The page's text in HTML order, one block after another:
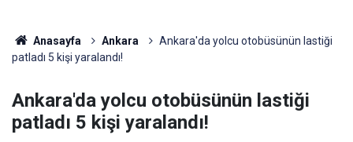
Anasayfa Ankara
Ankara'da yolcu otobüsünün lastiği
patladı 5 kişi yaralandı!
Ankara'da yolcu otobüsünün lastiği
patladı 5 kişi yaralandı!